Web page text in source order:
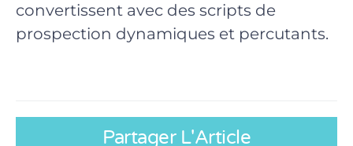
convertissent avec des scripts de
prospection dynamiques et percutants.
Partager L'Article